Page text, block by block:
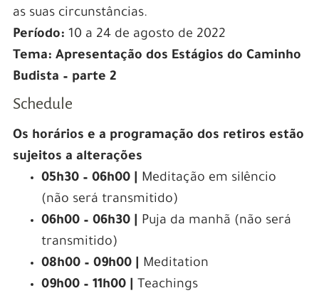
as suas circunstâncias.
Período: 10 a 24 de agosto de 2022
Tema: Apresentação dos Estágios do Caminho
Budista – parte 2
Schedule
Os horários e a programação dos retiros estão
sujeitos a alterações
05h30 – 06h00 | Meditação em silêncio
(não será transmitido)
06h00 – 06h30 | Puja da manhã (não será
transmitido)
08h00 – 09h00 |
Meditation
09h00 – 11h00 |
Teachings